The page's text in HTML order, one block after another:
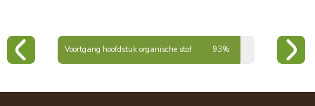
Voortgang hoofdstuk organische stof 93%